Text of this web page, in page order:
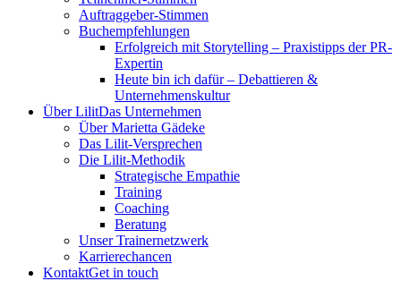
Auftraggeber-Stimmen
Buchempfehlungen
Erfolgreich mit Storytelling – Praxistipps der PR-
Expertin
Heute bin ich dafür – Debattieren &
Unternehmenskultur
Über LilitDas Unternehmen
Über Marietta Gädeke
Das Lilit-Versprechen
Die Lilit-Methodik
Strategische Empathie
Training
Coaching
Beratung
Unser Trainernetzwerk
Karrierechancen
KontaktGet in touch